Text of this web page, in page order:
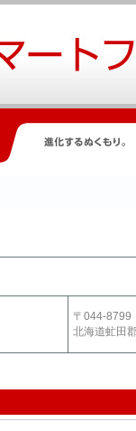
〒044-8799
北海道虻田